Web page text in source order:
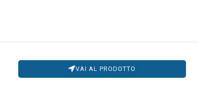
VAI AL PRODOTTO